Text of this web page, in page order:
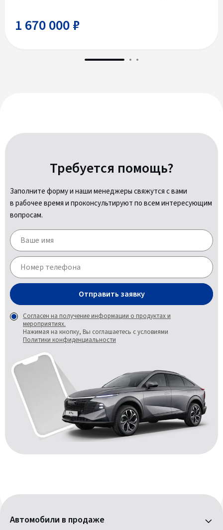
1 670 000 ₽
Требуется помощь?
Заполните форму и наши менеджеры свяжутся с вами
в рабочее время и проконсультируют по всем интересующим
вопросам.
Отправить заявку
Согласен на получение информации о продуктах и
мероприятиях.
Нажимая на кнопку, Вы соглашаетесь с условиями
Политики конфиденциальности
Автомобили в продаже